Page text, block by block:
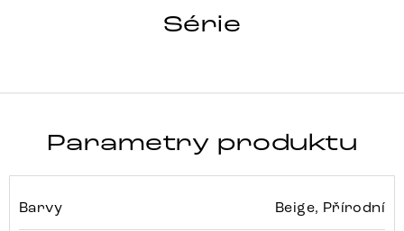
Série
HEIRA-FLEX
Parametry produktu
Barvy Beige, Přírodní